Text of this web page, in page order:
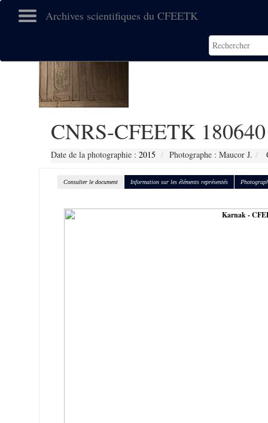
Archives scientifiques du CFEETK
CNRS-CFEETK 180640
Date de la photographie : 2015 Photographe : Maucor J.
Consulter le document Information sur les éléments représentés